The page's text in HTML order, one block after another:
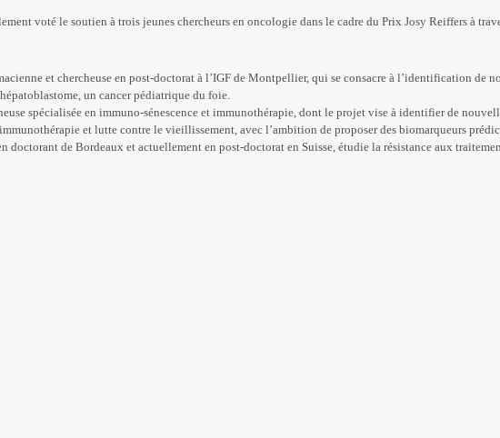
voté le soutien à trois jeunes chercheurs en oncologie dans le cadre du Prix Josy Reiffers à
et chercheuse en post-doctorat à l’IGF de Montpellier, qui se consacre à l’identification de
un cancer pédiatrique du foie.
spécialisée en immuno-sénescence et immunothérapie, dont le projet vise à identifier de
et lutte contre le vieillissement, avec l’ambition de proposer des biomarqueurs
doctorant de Bordeaux et actuellement en post-doctorat en Suisse, étudie la résistance aux